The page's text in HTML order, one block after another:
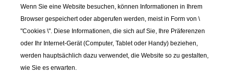
In den Warenkorb
Wenn Sie eine Website besuchen, können Informationen in Ihrem
Browser gespeichert oder abgerufen werden, meist in Form von \
"Cookies \". Diese Informationen, die sich auf Sie, Ihre Präferenzen
oder Ihr Internet-Gerät (Computer, Tablet oder Handy) beziehen,
werden hauptsächlich dazu verwendet, die Website so zu gestalten,
wie Sie es erwarten.